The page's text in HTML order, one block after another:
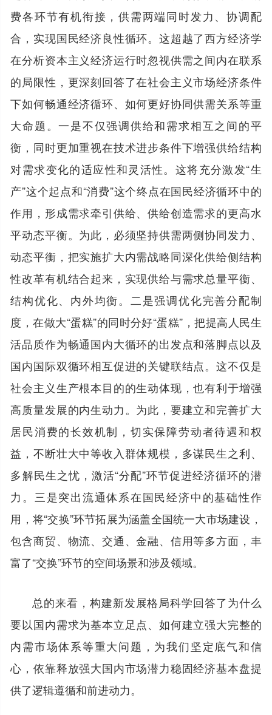
费各环节有机衔接，供需两端同时发力、协调配
合，实现国民经济良性循环。这超越了西方经济学
在分析资本主义经济运行时忽视供需之间内在联系
的局限性，更深刻回答了在社会主义市场经济条件
下如何畅通经济循环、如何更好协同供需关系等重
大命题。一是不仅强调供给和需求相互之间的平
衡，同时更加重视在技术进步条件下增强供给结构
对需求变化的适应性和灵活性。这将充分激发“生
产”这个起点和“消费”这个终点在国民经济循环中的
作用，形成需求牵引供给、供给创造需求的更高水
平动态平衡。为此，必须坚持供需两侧协同发力、
动态平衡，把实施扩大内需战略同深化供给侧结构
性改革有机结合起来，实现供给与需求总量平衡、
结构优化、内外均衡。二是强调优化完善分配制
度，在做大“蛋糕”的同时分好“蛋糕”，把提高人民生
活品质作为畅通国内大循环的出发点和落脚点以及
国内国际双循环相互促进的关键联结点。这不仅是
社会主义生产根本目的的生动体现，也有利于增强
高质量发展的内生动力。为此，要建立和完善扩大
居民消费的长效机制，切实保障劳动者待遇和权
益，不断壮大中等收入群体规模，多谋民生之利、
多解民生之忧，激活“分配”环节促进经济循环的潜
力。三是突出流通体系在国民经济中的基础性作
用，将“交换”环节拓展为涵盖全国统一大市场建设，
包含商贸、物流、交通、金融、信用等多方面，丰
富了“交换”环节的空间场景和涉及领域。
总的来看，构建新发展格局科学回答了为什么
要以国内需求为基本立足点、如何建立强大完整的
内需市场体系等重大问题，为我们坚定底气和信
心，依靠释放强大国内市场潜力稳固经济基本盘提
供了逻辑遵循和前进动力。